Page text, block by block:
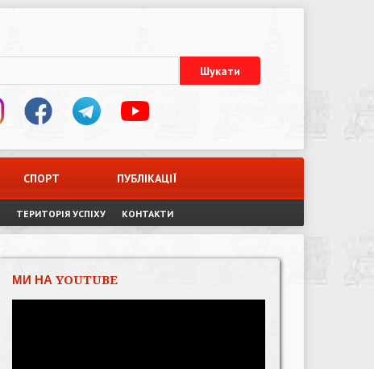
СПОРТ ПУБЛІКАЦІЇ
ТЕРИТОРІЯ УСПІХУ КОНТАКТИ
МИ НА YOUTUBE